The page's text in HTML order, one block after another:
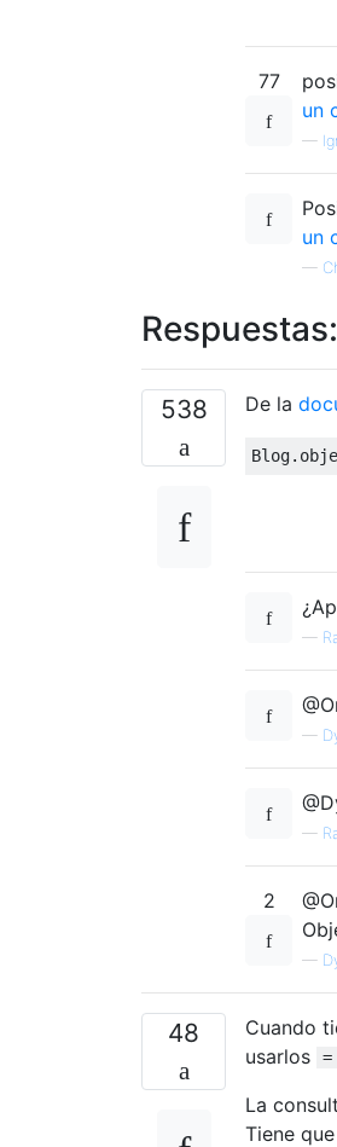
77
un
—
un
—
Respuestas:
538 De la
Blog.
—
—
—
2
—
48
Cuando
usarlos
=
La
Tiene